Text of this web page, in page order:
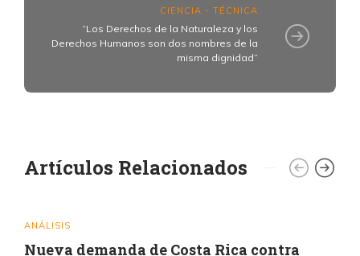
CIENCIA - TÉCNICA
“Los Derechos de la Naturaleza y los
Derechos Humanos son dos nombres de la
misma dignidad”
Artículos Relacionados
ANÁLISIS
Nueva demanda de Costa Rica contra